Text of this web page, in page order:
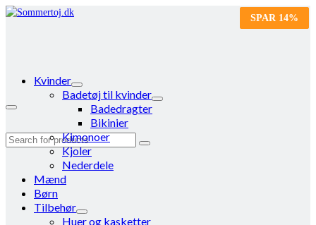
Search
Kvinder
Badetøj til kvinder
Badedragter
Bikinier
Kimonoer
Kjoler
Nederdele
Mænd
Børn
Tilbehør
Huer og kasketter
SPAR 14%
SPAR 14%